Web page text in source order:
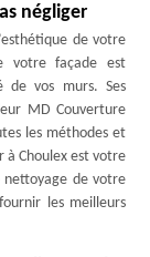
négliger
de votre
votre façade est
de vos murs. Ses
MD Couverture
les méthodes et
à Choulex est votre
nettoyage de votre
les meilleurs